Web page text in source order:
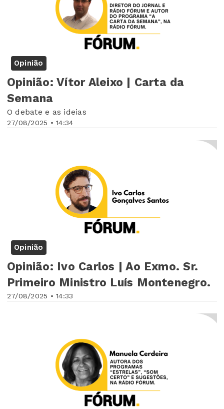
Opinião
27/08/2025 • 14:34
Opinião: Vítor Aleixo | Carta da
Semana
O debate e as ideias
Opinião
27/08/2025 • 14:33
Opinião: Ivo Carlos | Ao Exmo. Sr.
Primeiro Ministro Luís Montenegro.